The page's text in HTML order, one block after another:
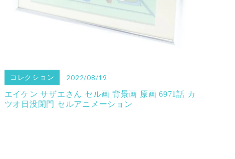
コレクション 2022/08/19
エイケン サザエさん セル画 背景画 原画 6971話 カ
ツオ日没閉門 セルアニメーション